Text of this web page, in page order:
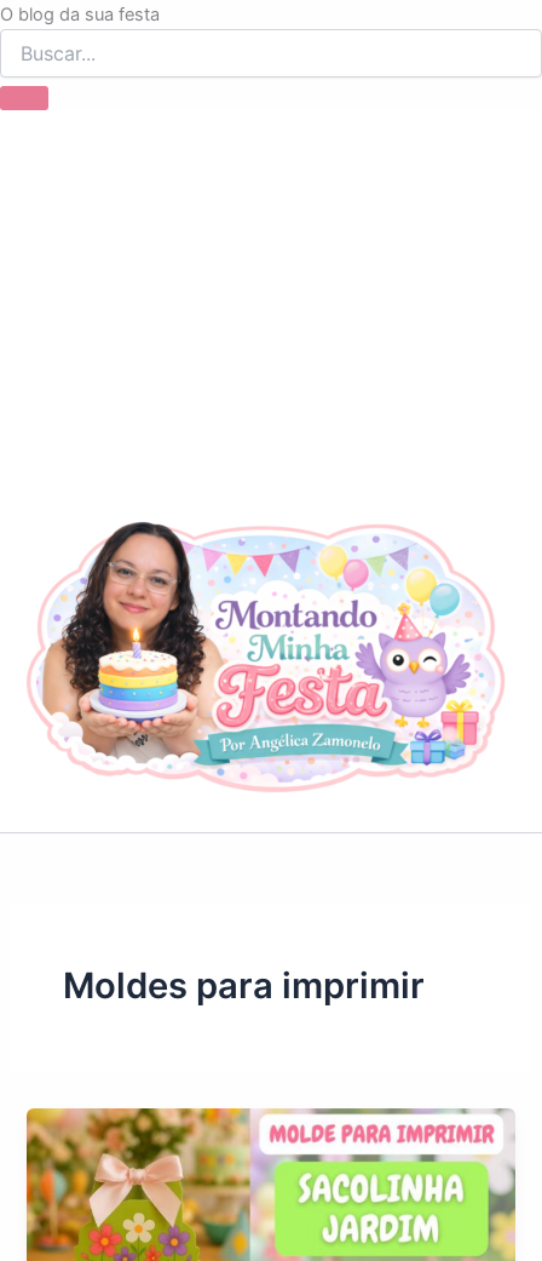
O blog da sua festa
Ir
para
o
Moldes para imprimir